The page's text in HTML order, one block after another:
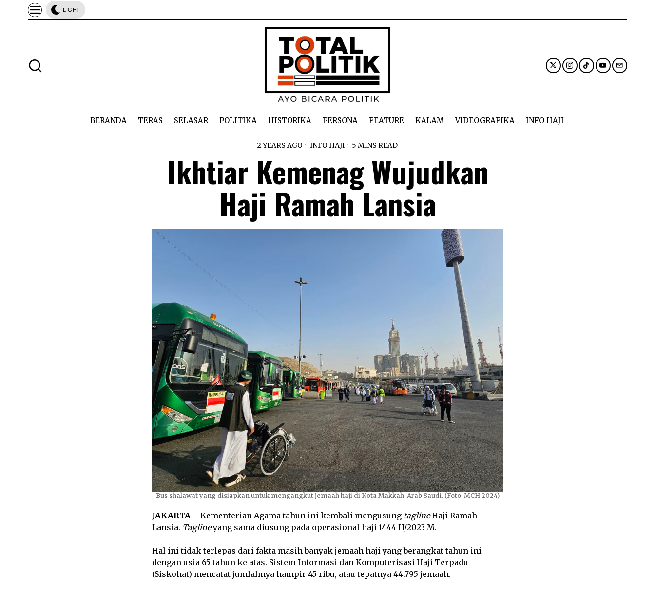
LIGHT
BERANDA TERAS SELASAR POLITIKA HISTORIKA PERSONA FEATURE KALAM VIDEOGRAFIKA INFO HAJI
2 YEARS AGO INFO HAJI 5 MINS READ
Ikhtiar Kemenag Wujudkan
Haji Ramah Lansia
Bus shalawat yang disiapkan untuk mengangkut jemaah haji di Kota Makkah, Arab Saudi. (Foto: MCH 2024)
JAKARTA – Kementerian Agama tahun ini kembali mengusung taglineHaji Ramah
Lansia. Taglineyang sama diusung pada operasional haji 1444 H/2023 M.
Hal ini tidak terlepas dari fakta masih banyak jemaah haji yang berangkat tahun ini
dengan usia 65 tahun ke atas. Sistem Informasi dan Komputerisasi Haji Terpadu
(Siskohat) mencatat jumlahnya hampir 45 ribu, atau tepatnya 44.795 jemaah.